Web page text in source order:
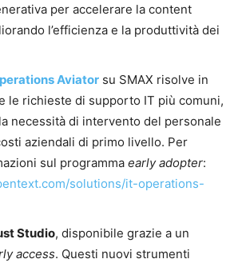
per accelerare la content
l’efficienza e la produttività dei
Aviator su SMAX risolve in
le richieste di supporto IT più comuni,
necessità di intervento del personale
aziendali di primo livello. Per
sul programma early adopter:
solutions/it-operations-
Studio, disponibile grazie a un
access. Questi nuovi strumenti